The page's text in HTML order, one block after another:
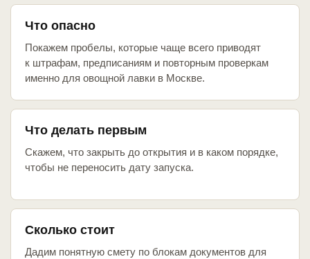
Что опасно
Покажем пробелы, которые чаще всего приводят
к штрафам, предписаниям и повторным проверкам
именно для овощной лавки в Москве.
Что делать первым
Скажем, что закрыть до открытия и в каком порядке,
чтобы не переносить дату запуска.
Сколько стоит
Дадим понятную смету по блокам документов для